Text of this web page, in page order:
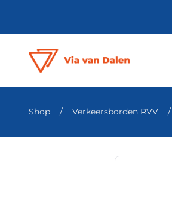
Shop / Verkeersborden RVV /